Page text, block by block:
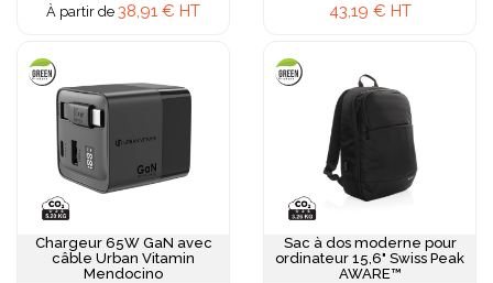
À partir de 38,91 € HT 43,19 € HT
Chargeur 65W GaN avec
câble Urban Vitamin
Mendocino
Sac à dos moderne pour
ordinateur 15,6" Swiss Peak
AWARE™